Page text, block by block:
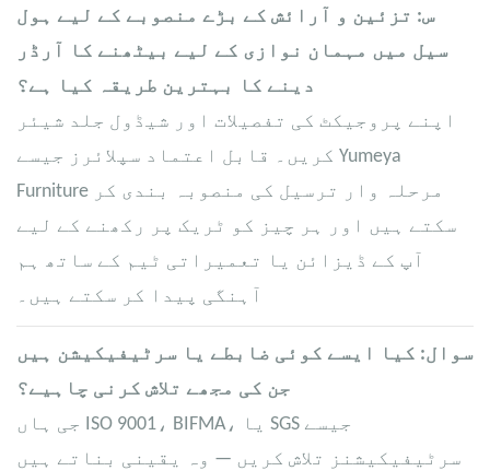
س: تزئین و آرائش کے بڑے منصوبے کے لیے ہول
سیل میں مہمان نوازی کے لیے بیٹھنے کا آرڈر
دینے کا بہترین طریقہ کیا ہے؟
اپنے پروجیکٹ کی تفصیلات اور شیڈول جلد شیئر
کریں۔ قابل اعتماد سپلائرز جیسے Yumeya
Furniture مرحلہ وار ترسیل کی منصوبہ بندی کر
سکتے ہیں اور ہر چیز کو ٹریک پر رکھنے کے لیے
آپ کے ڈیزائن یا تعمیراتی ٹیم کے ساتھ ہم
آہنگی پیدا کر سکتے ہیں۔
سوال: کیا ایسے کوئی ضابطے یا سرٹیفیکیشن ہیں
جن کی مجھے تلاش کرنی چاہیے؟
جی ہاں ISO 9001، BIFMA، یا SGS جیسے
سرٹیفیکیشنز تلاش کریں — وہ یقینی بناتے ہیں